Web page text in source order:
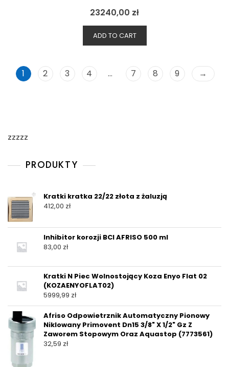
23240,00 zł
ADD TO CART
1 2 3 4 … 7 8 9 →
zzzzz
PRODUKTY
Kratki kratka 22/22 złota z żaluzją
412,00 zł
Inhibitor korozji BCI AFRISO 500 ml
83,00 zł
Kratki N Piec Wolnostojący Koza Enyo Flat 02
(KOZAENYOFLAT02)
5999,99 zł
Afriso Odpowietrznik Automatyczny Pionowy
Niklowany Primovent Dn15 3/8" X 1/2" Gz Z
Zaworem Stopowym Oraz Aquastop (7773561)
32,59 zł